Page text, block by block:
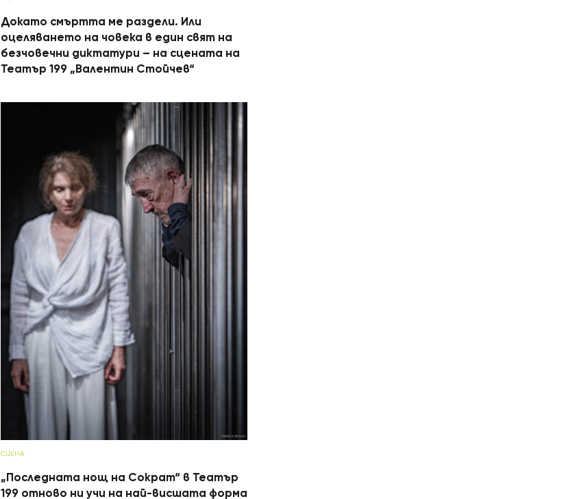
Докато смъртта ме раздели. Или
оцеляването на човека в един свят на
безчовечни диктатури – на сцената на
Театър 199 „Валентин Стойчев“
СЦЕНА
„Последната нощ на Сократ“ в Театър
199 отново ни учи на най-висшата форма